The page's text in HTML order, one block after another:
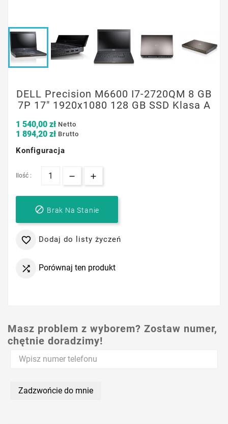
DELL Precision M6600 I7-2720QM 8 GB
7P 17" 1920x1080 128 GB SSD Klasa A
1 540,00 zł Netto
1 894,20 zł Brutto
Konfiguracja
Ilość :
 Brak Na Stanie
 Dodaj do listy życzeń
 Porównaj ten produkt
Masz problem z wyborem? Zostaw numer,
chętnie doradzimy!
Zadzwońcie do mnie